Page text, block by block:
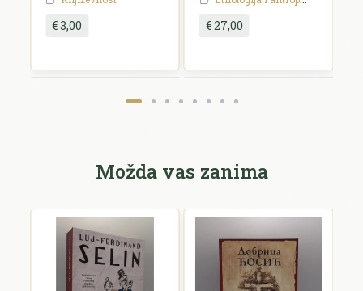
€ 3,00 € 27,00
Možda vas zanima